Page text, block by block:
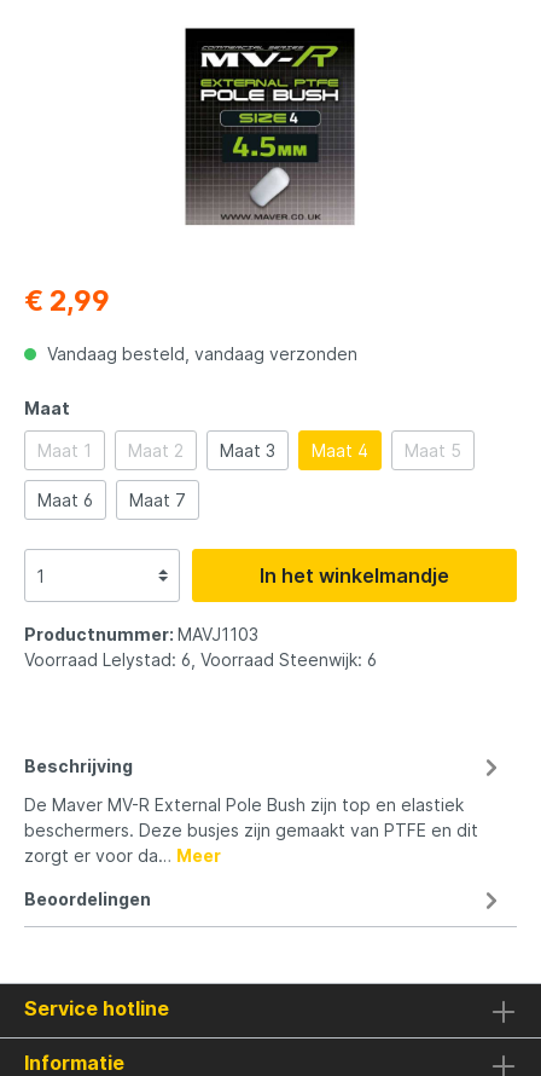
€ 2,99
Vandaag besteld, vandaag verzonden
Maat
Maat 1 Maat 2 Maat 3 Maat 4 Maat 5
Maat 6 Maat 7
In het winkelmandje
Productnummer: MAVJ1103
Voorraad Lelystad: 6, Voorraad Steenwijk: 6
Beschrijving
De Maver MV-R External Pole Bush zijn top en elastiek
beschermers. Deze busjes zijn gemaakt van PTFE en dit
zorgt er voor da… Meer
Beoordelingen
Service hotline
Informatie